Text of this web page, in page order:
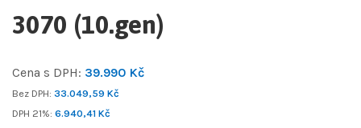
3070 (10.gen)
Cena s DPH: 39.990 Kč
Bez DPH: 33.049,59 Kč
DPH 21%: 6.940,41 Kč